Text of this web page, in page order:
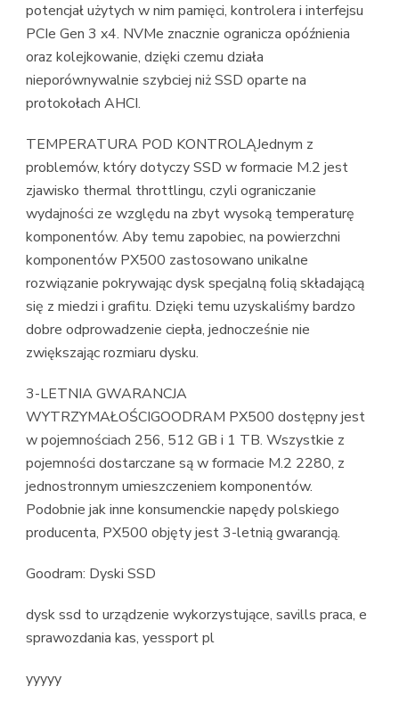
potencjał użytych w nim pamięci, kontrolera i interfejsu
PCIe Gen 3 x4. NVMe znacznie ogranicza opóźnienia
oraz kolejkowanie, dzięki czemu działa
nieporównywalnie szybciej niż SSD oparte na
protokołach AHCI.
TEMPERATURA POD KONTROLĄJednym z
problemów, który dotyczy SSD w formacie M.2 jest
zjawisko thermal throttlingu, czyli ograniczanie
wydajności ze względu na zbyt wysoką temperaturę
komponentów. Aby temu zapobiec, na powierzchni
komponentów PX500 zastosowano unikalne
rozwiązanie pokrywając dysk specjalną folią składającą
się z miedzi i grafitu. Dzięki temu uzyskaliśmy bardzo
dobre odprowadzenie ciepła, jednocześnie nie
zwiększając rozmiaru dysku.
3-LETNIA GWARANCJA
WYTRZYMAŁOŚCIGOODRAM PX500 dostępny jest
w pojemnościach 256, 512 GB i 1 TB. Wszystkie z
pojemności dostarczane są w formacie M.2 2280, z
jednostronnym umieszczeniem komponentów.
Podobnie jak inne konsumenckie napędy polskiego
producenta, PX500 objęty jest 3-letnią gwarancją.
Goodram: Dyski SSD
dysk ssd to urządzenie wykorzystujące, savills praca, e
sprawozdania kas, yessport pl
yyyyy